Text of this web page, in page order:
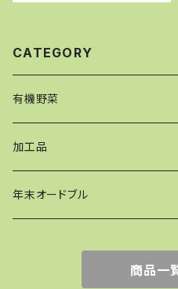
CATEGORY
有機野菜
【発送：単発】野菜セット
【発送：月１回定期便】野菜セット
加工品
ケークサレ
年末オードブル
商品一